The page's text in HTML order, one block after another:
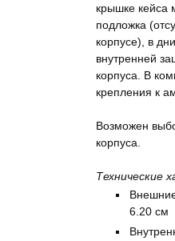
крышке кейса
подложка
корпусе), в
внутренней
корпуса. В
крепления к
Возможен
корпуса.
Технические
6.20 см